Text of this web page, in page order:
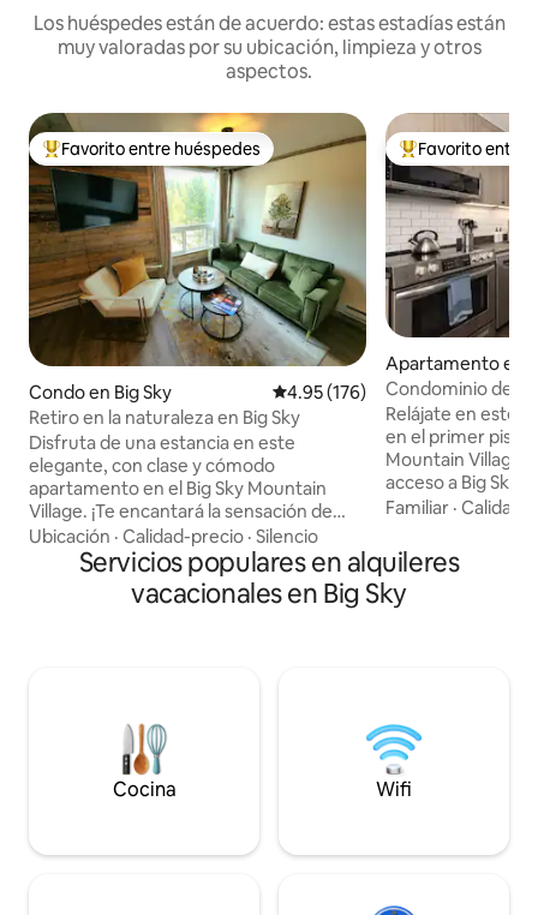
Los huéspedes están de acuerdo: estas estadías están
muy valoradas por su ubicación, limpieza y otros
aspectos.
Favorito entre huéspedes preferido
Favorito entre huéspedes
Condo en Big Sky Calificación promedio: 4.95 de
4.95 (176)
Retiro en la naturaleza en Big Sky
Disfruta de una estancia en este
elegante, con clase y cómodo
apartamento en el Big Sky Mountain
Village. ¡Te encantará la sensación de
privacidad en medio de los árboles de
hoja perenne! Quédate en el alojamiento
con la cocina totalmente equipada o
visita las tiendas y restaurantes
10 minutos en coche de Meadow Village
para comprar comestibles, más
restaurantes y excelentes rutas de
Ubicación · Calidad-precio · Silencio
Favorito entre
Favorito entre
Apartamento en
Condominio de
tamaño king |
Relájate en este
en el primer piso
Mountain Village
acceso a Big Sky
Levinsky. Cerca
montaña, y un
partida para
apartamento ha
ducha y bañera,
visión desde el
una lavadora y
Familiar ·Calidad-
Servicios populares en alquileres
vacacionales en Big Sky
Cocina Wifi